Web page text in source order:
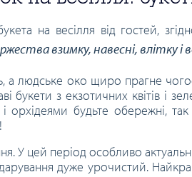
на весілля від гостей,
взимку, навесні, влітку і
а людське око щиро прагне
букети з екзотичних квітів і
і орхідеями будьте обережні,
У цей період особливо
дуже урочистий.